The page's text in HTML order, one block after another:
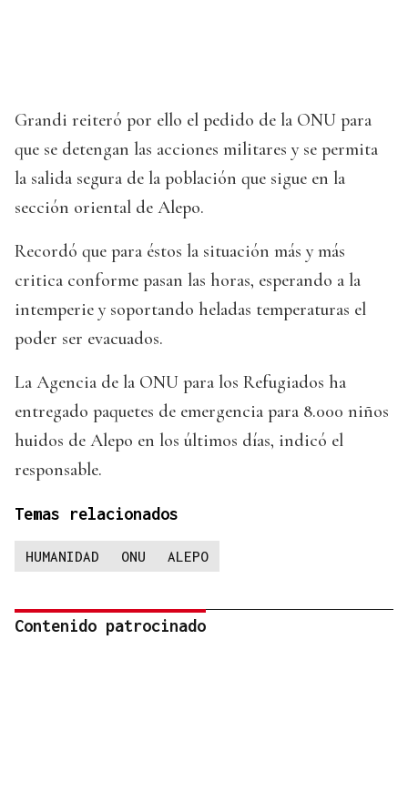
Grandi reiteró por ello el pedido de la ONU para
que se detengan las acciones militares y se permita
la salida segura de la población que sigue en la
sección oriental de Alepo.
Recordó que para éstos la situación más y más
critica conforme pasan las horas, esperando a la
intemperie y soportando heladas temperaturas el
poder ser evacuados.
La Agencia de la ONU para los Refugiados ha
entregado paquetes de emergencia para 8.000 niños
huidos de Alepo en los últimos días, indicó el
responsable.
Temas relacionados
HUMANIDAD ONU ALEPO
Contenido patrocinado